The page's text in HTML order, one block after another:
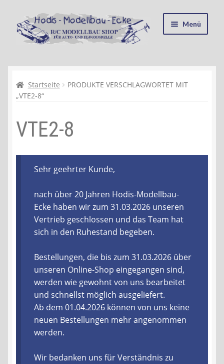
Zur
Navigation
springen
Zum
Inhalt
springen
Menü
Kasse
Recycling, Entsorgung und Umwelt
Shop
Warenkorb
Ablauf einer Bestellung
Zahlungsarten
Lieferzeit & Verfügbarkeit
Gutschein
Batterien- und Akku Verordnung
Startseite
PRODUKTE VERSCHLAGWORTET MIT
„VTE2-8“
VTE2-8
Sehr geehrter Kunde,
nach über 20 Jahren Hodis-Modellbau-
Ecke haben wir zum 31.03.2026 unseren
Vertrieb geschlossen und das Team hat
sich in den Ruhestand begeben.
Bestellungen, die bis zum 31.03.2026 über
unseren Online-Shop eingegangen sind,
werden wie gewohnt von uns bearbeitet
und schnellst möglich ausgeliefert.
Ab dem 01.04.2026 können von uns keine
neuen Bestellungen mehr angenommen
werden.
Wir bedanken uns für Verständnis zu